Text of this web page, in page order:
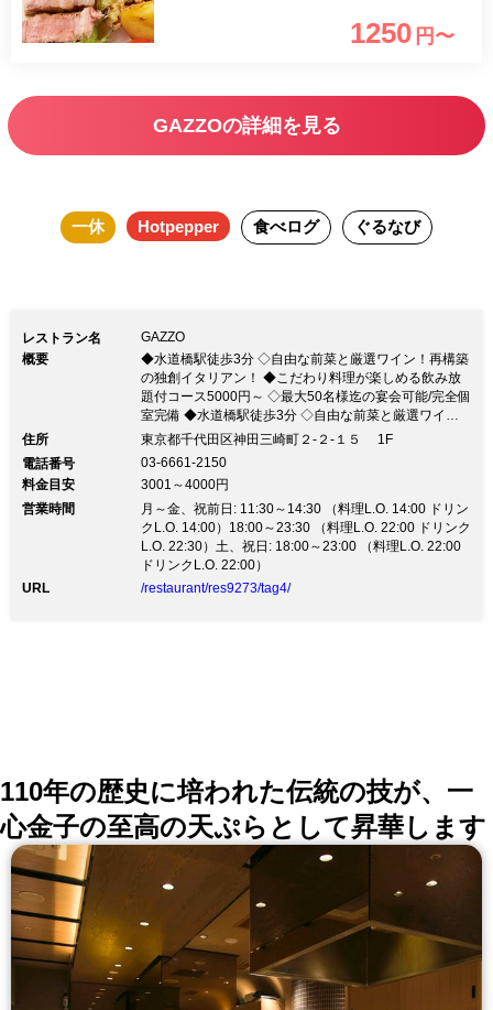
1250 円〜
GAZZOの詳細を見る
一休 Hotpepper 食べログ ぐるなび
レストラン名
GAZZO
概要
◆水道橋駅徒歩3分 ◇自由な前菜と厳選ワイン！再構築
の独創イタリアン！ ◆こだわり料理が楽しめる飲み放
題付コース5000円～ ◇最大50名様迄の宴会可能/完全個
室完備 ◆水道橋駅徒歩3分 ◇自由な前菜と厳選ワイ
ン！再構築の独創イタリアン！ ◆こだわり料理が楽し
可能/完全個室完備【何を食べてもオイシイ】をモット
ーにゴキゲンシェフが調理法を再構築！ ■シェフの手掛
けるスパイス＆ブッチャーズな料理をご堪能下さい！ ■
ソムリエ在中!お客様の好みに合わせてワインをナビゲ
ート！ ■記念日、送別会、接待等様々な用途に対応可
能！ ■8名～15名様まで使える秘密の地下個室も完備！
■肩肘張らずに楽しめる自由な空間と陽気なスタッフが
住所
東京都千代田区神田三崎町２-２-１５ 1F
電話番号
03-6661-2150
料金目安
3001～4000円
営業時間
月～金、祝前日: 11:30～14:30 （料理L.O. 14:00 ドリン
クL.O. 14:00）18:00～23:30 （料理L.O. 22:00 ドリンク
L.O. 22:30）土、祝日: 18:00～23:00 （料理L.O. 22:00
ドリンクL.O. 22:00）
URL
/restaurant/res9273/tag4/
110年の歴史に培われた伝統の技が、一
心金子の至高の天ぷらとして昇華します